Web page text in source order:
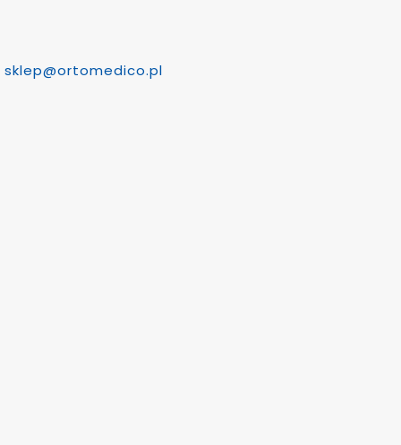
sklep@ortomedico.pl